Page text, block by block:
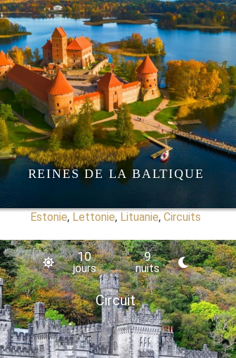
REINES DE LA BALTIQUE
Estonie, Lettonie, Lituanie,Circuits
Circuit
10
jours
9
nuits